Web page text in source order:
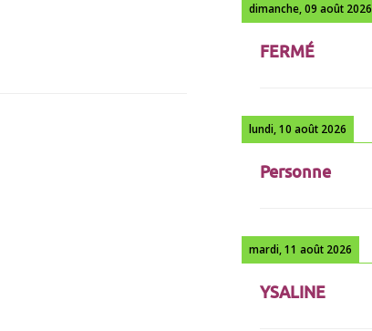
dimanche, 09 août 2026
FERMÉ
lundi, 10 août 2026
Personne
mardi, 11 août 2026
YSALINE